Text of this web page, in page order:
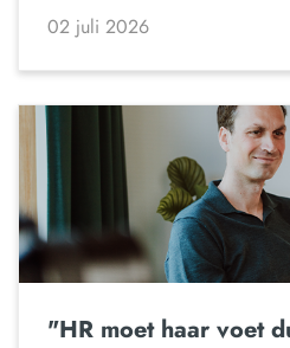
02 juli 2026
"HR moet haar voet